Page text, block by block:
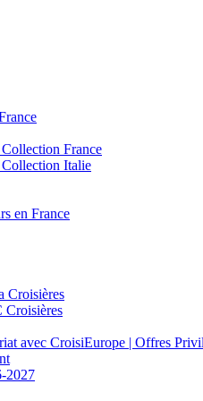
France
Italie
en France
Croisières
Croisières
avec CroisiEurope | Offres
2027